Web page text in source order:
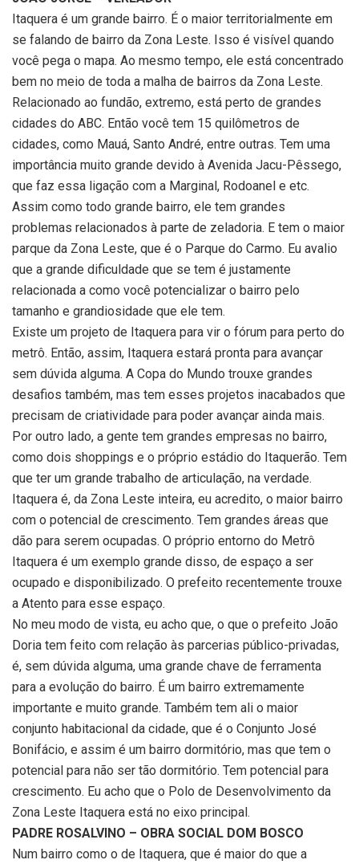
Itaquera é um grande bairro. É o maior territorialmente em
se falando de bairro da Zona Leste. Isso é visível quando
você pega o mapa. Ao mesmo tempo, ele está concentrado
bem no meio de toda a malha de bairros da Zona Leste.
Relacionado ao fundão, extremo, está perto de grandes
cidades do ABC. Então você tem 15 quilômetros de
cidades, como Mauá, Santo André, entre outras. Tem uma
importância muito grande devido à Avenida Jacu-Pêssego,
que faz essa ligação com a Marginal, Rodoanel e etc.
Assim como todo grande bairro, ele tem grandes
problemas relacionados à parte de zeladoria. E tem o maior
parque da Zona Leste, que é o Parque do Carmo. Eu avalio
que a grande dificuldade que se tem é justamente
relacionada a como você potencializar o bairro pelo
tamanho e grandiosidade que ele tem.
Existe um projeto de Itaquera para vir o fórum para perto do
metrô. Então, assim, Itaquera estará pronta para avançar
sem dúvida alguma. A Copa do Mundo trouxe grandes
desafios também, mas tem esses projetos inacabados que
precisam de criatividade para poder avançar ainda mais.
Por outro lado, a gente tem grandes empresas no bairro,
como dois shoppings e o próprio estádio do Itaquerão. Tem
que ter um grande trabalho de articulação, na verdade.
Itaquera é, da Zona Leste inteira, eu acredito, o maior bairro
com o potencial de crescimento. Tem grandes áreas que
dão para serem ocupadas. O próprio entorno do Metrô
Itaquera é um exemplo grande disso, de espaço a ser
ocupado e disponibilizado. O prefeito recentemente trouxe
a Atento para esse espaço.
No meu modo de vista, eu acho que, o que o prefeito João
Doria tem feito com relação às parcerias público-privadas,
é, sem dúvida alguma, uma grande chave de ferramenta
para a evolução do bairro. É um bairro extremamente
importante e muito grande. Também tem ali o maior
conjunto habitacional da cidade, que é o Conjunto José
Bonifácio, e assim é um bairro dormitório, mas que tem o
potencial para não ser tão dormitório. Tem potencial para
crescimento. Eu acho que o Polo de Desenvolvimento da
Zona Leste Itaquera está no eixo principal.
PADRE ROSALVINO – OBRA SOCIAL DOM BOSCO
Num bairro como o de Itaquera, que é maior do que a